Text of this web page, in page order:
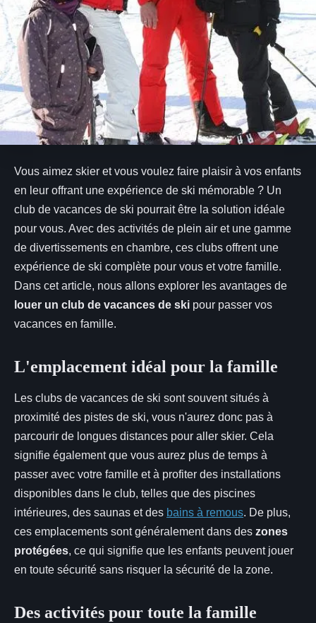
Vous aimez skier et vous voulez faire plaisir à vos enfants
en leur offrant une expérience de ski mémorable ? Un
club de vacances de ski pourrait être la solution idéale
pour vous. Avec des activités de plein air et une gamme
de divertissements en chambre, ces clubs offrent une
expérience de ski complète pour vous et votre famille.
Dans cet article, nous allons explorer les avantages de
louer un club de vacances de ski pour passer vos
vacances en famille.
L'emplacement idéal pour la famille
Les clubs de vacances de ski sont souvent situés à
proximité des pistes de ski, vous n'aurez donc pas à
parcourir de longues distances pour aller skier. Cela
signifie également que vous aurez plus de temps à
passer avec votre famille et à profiter des installations
disponibles dans le club, telles que des piscines
intérieures, des saunas et des bains à remous. De plus,
ces emplacements sont généralement dans des zones
protégées, ce qui signifie que les enfants peuvent jouer
en toute sécurité sans risquer la sécurité de la zone.
Des activités pour toute la famille